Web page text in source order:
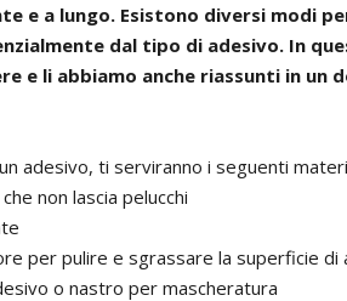
e a lungo. Esistono diversi modi
dal tipo di adesivo. In
e li abbiamo anche riassunti in un
adesivo, ti serviranno i seguenti
non lascia pelucchi
per pulire e sgrassare la superficie di
o nastro per mascheratura